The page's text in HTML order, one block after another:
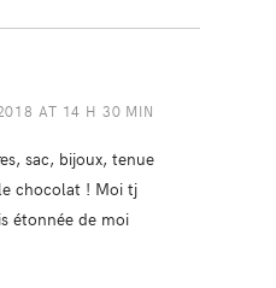
AT 14 H 30 MIN
sac, bijoux, tenue
chocolat ! Moi tj
étonnée de moi